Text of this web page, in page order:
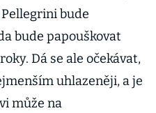
bude
bude papouškovat
Dá se ale očekávat,
uhlazeněji, a je
může na